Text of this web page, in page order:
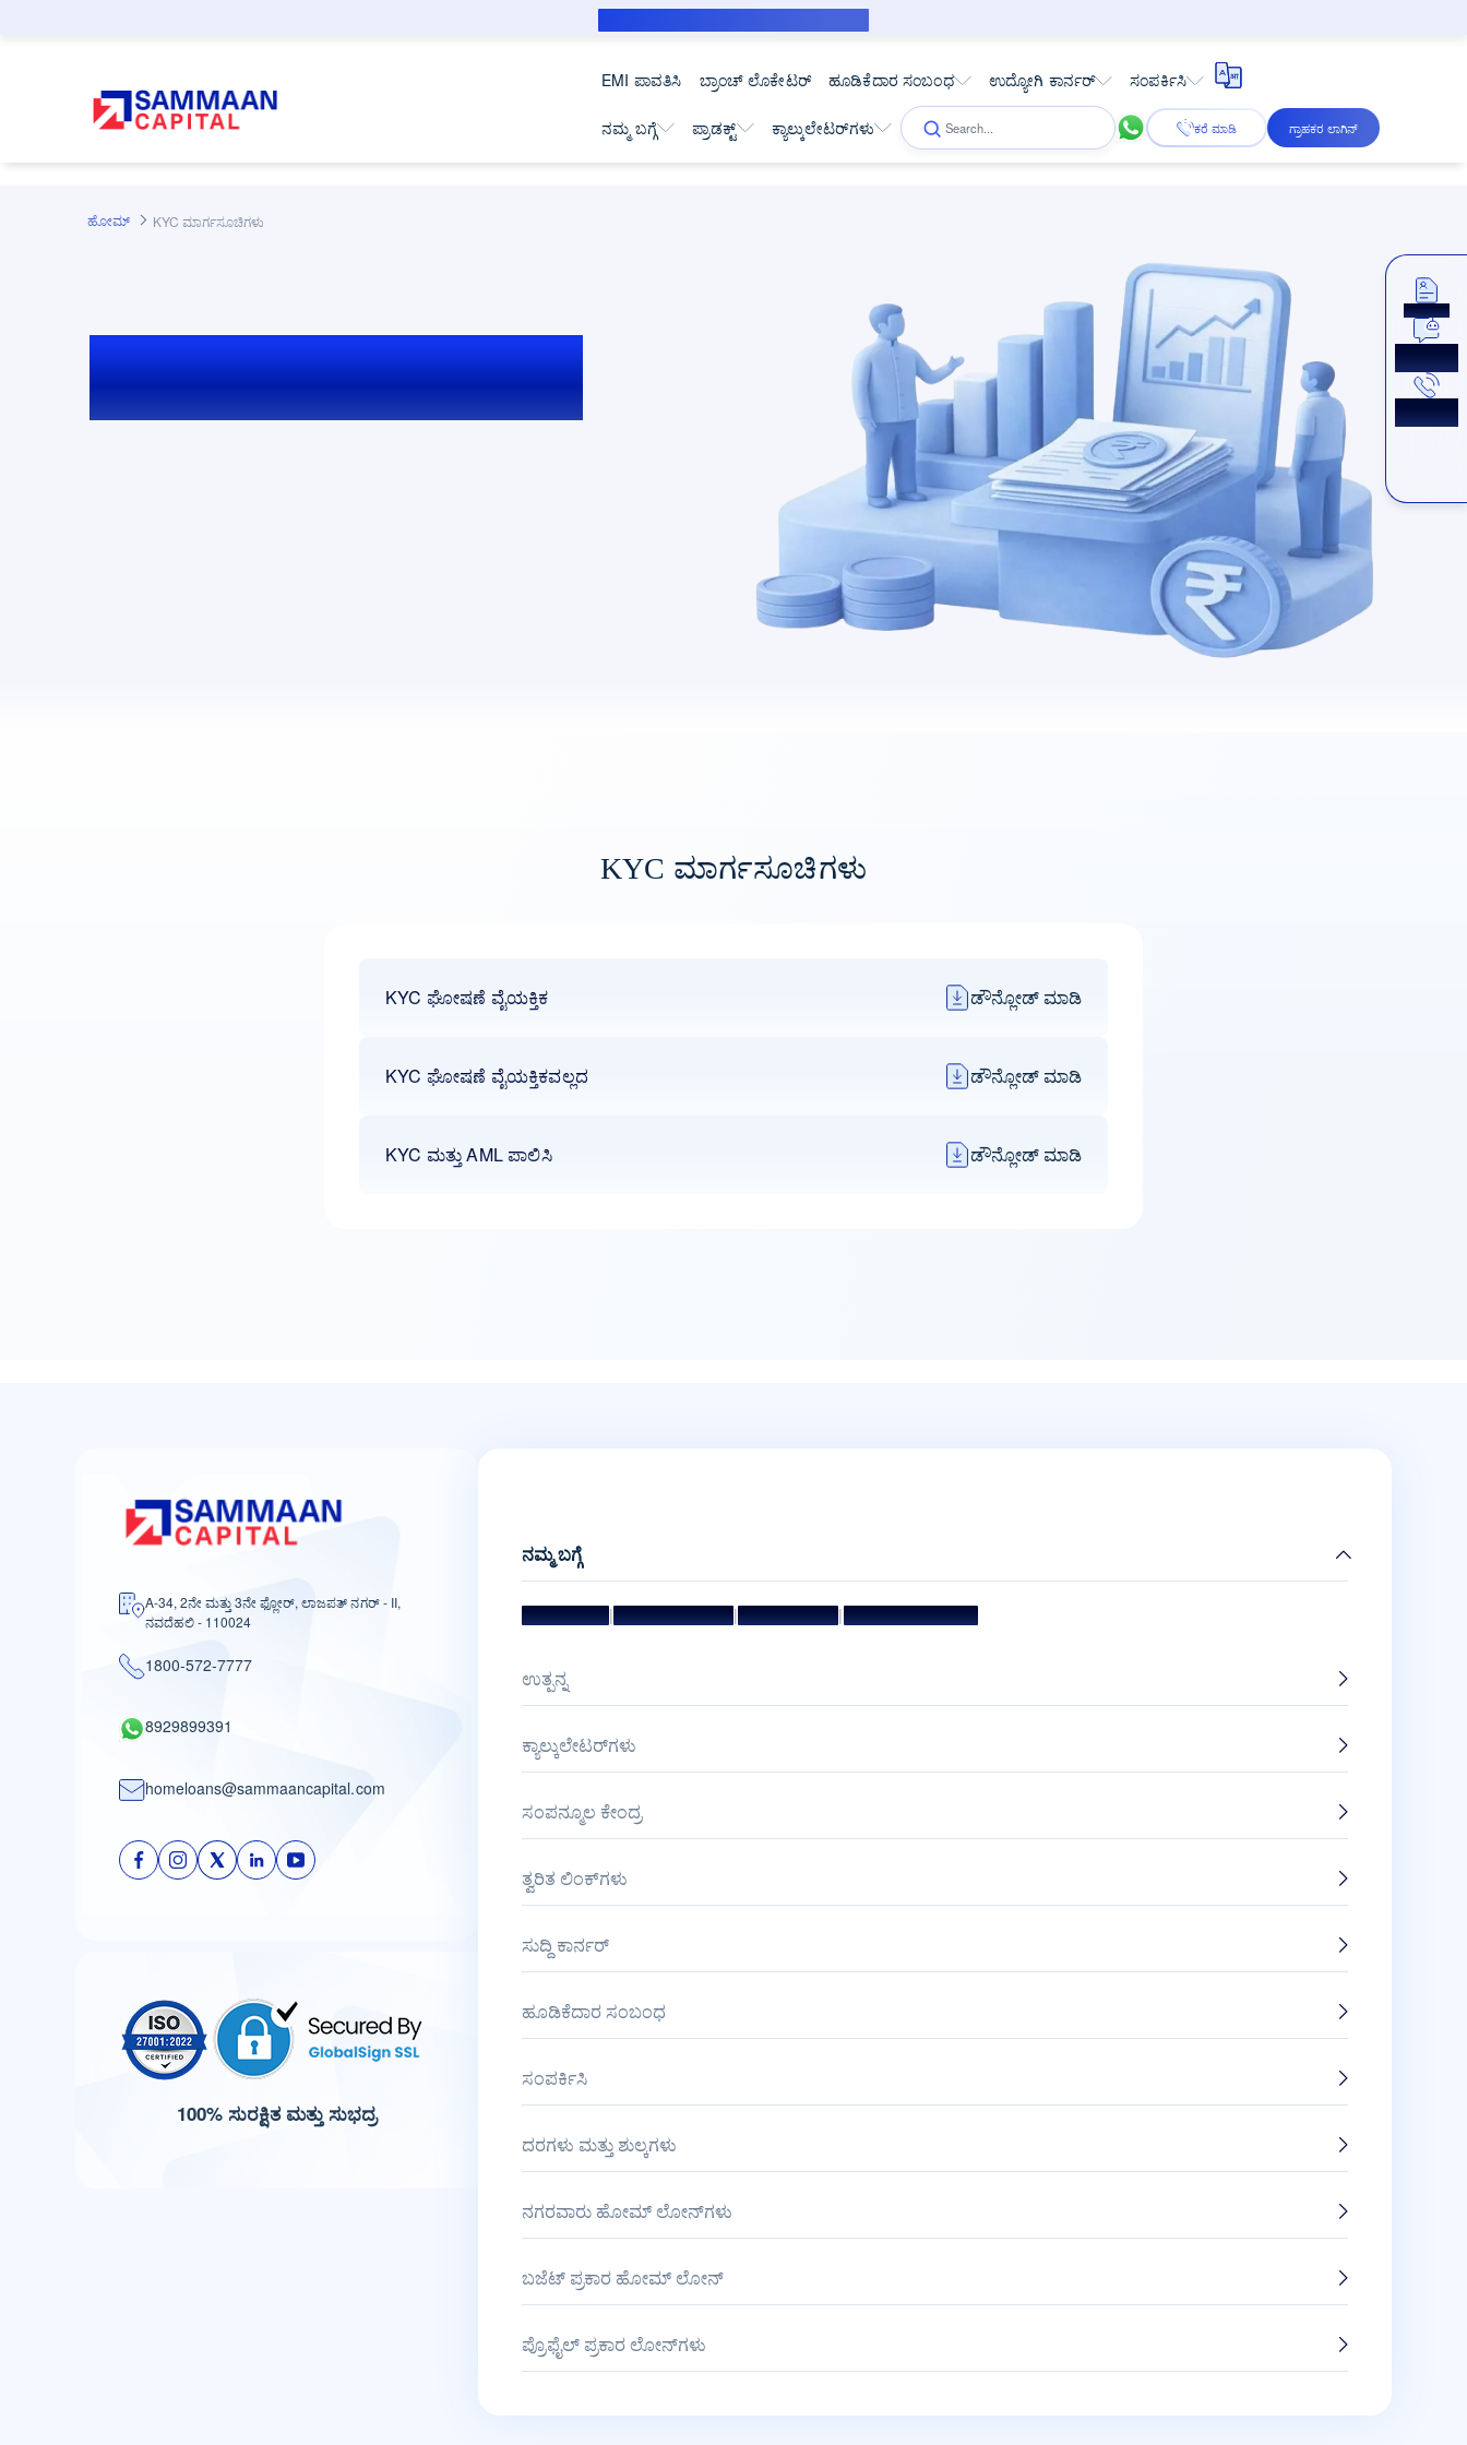
EMI ಪಾವತಿಸಿ ಬ್ರಾಂಚ್ ಲೊಕೇಟರ್ ಹೂಡಿಕೆದಾರ ಸಂಬಂಧ ಉದ್ಯೋಗಿ ಕಾರ್ನರ್ ಸಂಪರ್ಕಿಸಿ
ನಮ್ಮ ಬಗ್ಗೆ ಪ್ರಾಡಕ್ಟ್ ಕ್ಯಾಲ್ಕುಲೇಟರ್‌ಗಳು ಕರೆ ಮಾಡಿ ಗ್ರಾಹಕರ ಲಾಗಿನ್
ಹೋಮ್ KYC ಮಾರ್ಗಸೂಚಿಗಳು
KYC ಮಾರ್ಗಸೂಚಿಗಳು
KYC ಮಾರ್ಗಸೂಚಿಗಳು
KYC ಘೋಷಣೆ ವೈಯಕ್ತಿಕ ಡೌನ್ಲೋಡ್ ಮಾಡಿ
KYC ಘೋಷಣೆ ವೈಯಕ್ತಿಕವಲ್ಲದ ಡೌನ್ಲೋಡ್ ಮಾಡಿ
KYC ಮತ್ತು AML ಪಾಲಿಸಿ ಡೌನ್ಲೋಡ್ ಮಾಡಿ
ಅಪ್ಲೈ ಮಾಡಿ
A-34, 2ನೇ ಮತ್ತು 3ನೇ ಫ್ಲೋರ್, ಲಾಜಪತ್ ನಗರ್ - II,
ನವದೆಹಲಿ - 110024
1800-572-7777
8929899391
homeloans@sammaancapital.com
100% ಸುರಕ್ಷಿತ ಮತ್ತು ಸುಭದ್ರ
ನಮ್ಮ ಬಗ್ಗೆ
ಧ್ಯೇಯ ಮತ್ತು ಗುರಿ|ಮ್ಯಾನೇಜ್‌ಮೆಂಟ್ ಟೀಮ್|ನಿರ್ದೇಶಕರ ಮಂಡಳಿ|ಪ್ರಶಸ್ತಿಗಳು ಮತ್ತು ಗೌರವಗಳು
ಉತ್ಪನ್ನ
ಕ್ಯಾಲ್ಕುಲೇಟರ್‌ಗಳು
ಸಂಪನ್ಮೂಲ ಕೇಂದ್ರ
ತ್ವರಿತ ಲಿಂಕ್‌ಗಳು
ಸುದ್ದಿ ಕಾರ್ನರ್
ಹೂಡಿಕೆದಾರ ಸಂಬಂಧ
ಸಂಪರ್ಕಿಸಿ
ದರಗಳು ಮತ್ತು ಶುಲ್ಕಗಳು
ನಗರವಾರು ಹೋಮ್ ಲೋನ್‌ಗಳು
ಬಜೆಟ್ ಪ್ರಕಾರ ಹೋಮ್ ಲೋನ್
ಪ್ರೊಫೈಲ್ ಪ್ರಕಾರ ಲೋನ್‌ಗಳು